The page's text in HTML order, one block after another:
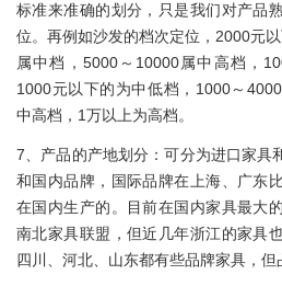
标准来准确的划分，只是我们对产品熟
位。再例如沙发的档次定位，2000元
属中档，5000～10000属中高档，
1000元以下的为中低档，1000～
中高档，1万以上为高档。
7、产品的产地划分：可分为进口家具
和国内品牌，国际品牌在上海、广东
在国内生产的。目前在国内家具最大
南北家具联盟，但近几年浙江的家具
四川、河北、山东都有些品牌家具，但